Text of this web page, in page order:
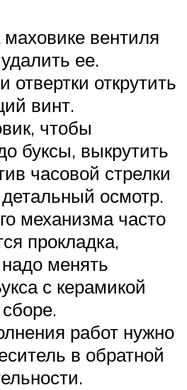
вентиля
ее.
открутить
винт.
чтобы
буксы, выкрутить
часовой стрелки
осмотр.
механизма часто
прокладка,
менять
с керамикой
работ нужно
в обратной